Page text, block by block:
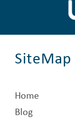
SiteMap
Home
Blog